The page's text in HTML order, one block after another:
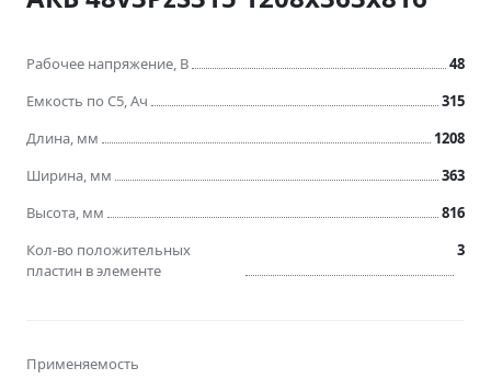
Рабочее напряжение, В
48
Емкость по C5, Ач
315
Длина, мм
1208
Ширина, мм
363
Высота, мм
816
Применяемость
Кол-во положительных
пластин в элементе
3